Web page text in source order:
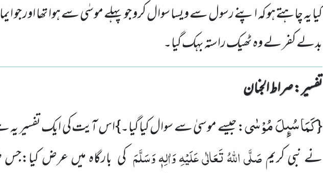
کیا یہ چاہتے ہو کہ اپنے رسول سے ویسا سوال کرو جو پہلے موسٰی سے ہوا تھا اور جو
بدلے کفر لے وہ ٹھیک راستہ بہک گیا۔
تفسیر : ‎صراط الجنان
{كَمَا سُىٕلَ مُوْسٰى: جیسے موسیٰ سے سوال کیا گیا۔}اس آیت کی ایک تفسیر یہ
نے نبی کریمصَلَّی اللہُ تَعَالٰی عَلَیْہِ وَاٰلِہٖ وَسَلَّمَکی بارگاہ میں عرض